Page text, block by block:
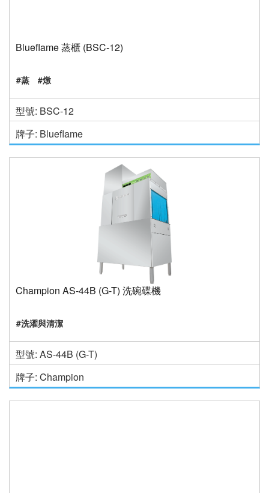
Blueflame 蒸櫃 (BSC-12)
#蒸 #燉
型號: BSC-12
牌子: Blueflame
Champion AS-44B (G-T) 洗碗碟機
#洗濯與清潔
型號: AS-44B (G-T)
牌子: Champion